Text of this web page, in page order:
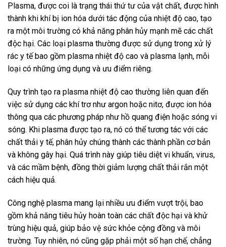
Plasma, được coi là trạng thái thứ tư của vật chất, được hình
thành khi khí bị ion hóa dưới tác động của nhiệt độ cao, tạo
ra một môi trường có khả năng phân hủy mạnh mẽ các chất
độc hại. Các loại plasma thường được sử dụng trong xử lý
rác y tế bao gồm plasma nhiệt độ cao và plasma lạnh, mỗi
loại có những ứng dụng và ưu điểm riêng.
Quy trình tạo ra plasma nhiệt độ cao thường liên quan đến
việc sử dụng các khí trơ như argon hoặc nitơ, được ion hóa
thông qua các phương pháp như hồ quang điện hoặc sóng vi
sóng. Khi plasma được tạo ra, nó có thể tương tác với các
chất thải y tế, phân hủy chúng thành các thành phần cơ bản
và không gây hại. Quá trình này giúp tiêu diệt vi khuẩn, virus,
và các mầm bệnh, đồng thời giảm lượng chất thải rắn một
cách hiệu quả.
Công nghệ plasma mang lại nhiều ưu điểm vượt trội, bao
gồm khả năng tiêu hủy hoàn toàn các chất độc hại và khử
trùng hiệu quả, giúp bảo vệ sức khỏe cộng đồng và môi
trường. Tuy nhiên, nó cũng gặp phải một số hạn chế, chẳng